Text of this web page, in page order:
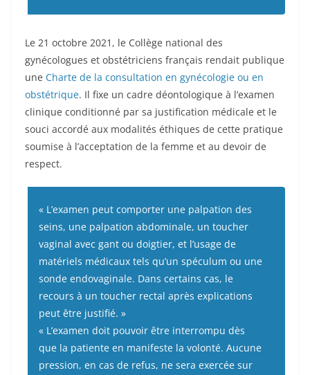
Le 21 octobre 2021, le Collège national des
gynécologues et obstétriciens français rendait publique
une Charte de la consultation en gynécologie ou en
obstétrique. Il fixe un cadre déontologique à l’examen
clinique conditionné par sa justification médicale et le
souci accordé aux modalités éthiques de cette pratique
soumise à l’acceptation de la femme et au devoir de
respect.
« L’examen peut comporter une palpation des
seins, une palpation abdominale, un toucher
vaginal avec gant ou doigtier, et l’usage de
matériels médicaux tels qu’un spéculum ou une
sonde endovaginale. Dans certains cas, le
recours à un toucher rectal après explications
peut être justifié. »
« L’examen doit pouvoir être interrompu dès
que la patiente en manifeste la volonté. Aucune
pression, en cas de refus, ne sera exercée sur